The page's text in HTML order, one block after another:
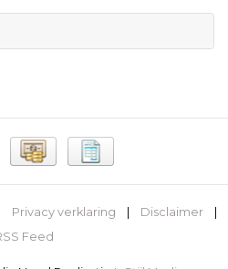
Privacy verklaring | Disclaimer
|
Feed